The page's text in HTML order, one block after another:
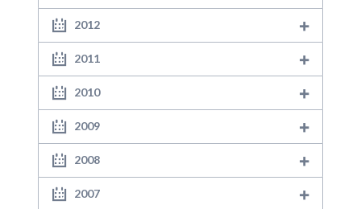
2012
2011
2010
2009
2008
2007